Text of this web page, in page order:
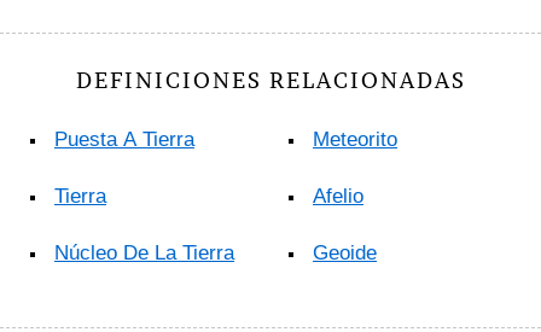
DEFINICIONES RELACIONADAS
Puesta A Tierra
Tierra
Núcleo De La Tierra
Meteorito
Afelio
Geoide